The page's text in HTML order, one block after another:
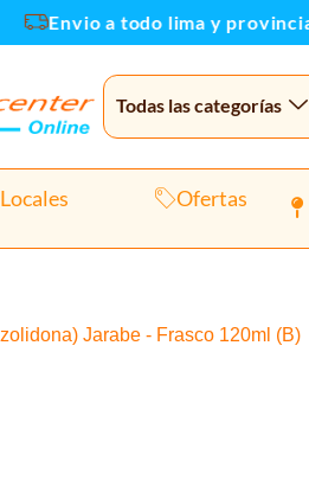
Envio a todo lima y provincias
Todas las categorías
Locales Ofertas